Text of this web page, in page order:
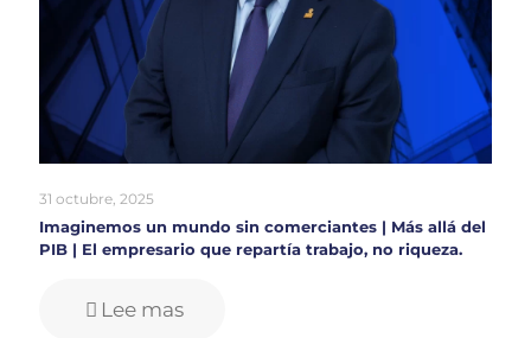
31 octubre, 2025
Imaginemos un mundo sin comerciantes | Más allá del
PIB | El empresario que repartía trabajo, no riqueza.
Lee mas